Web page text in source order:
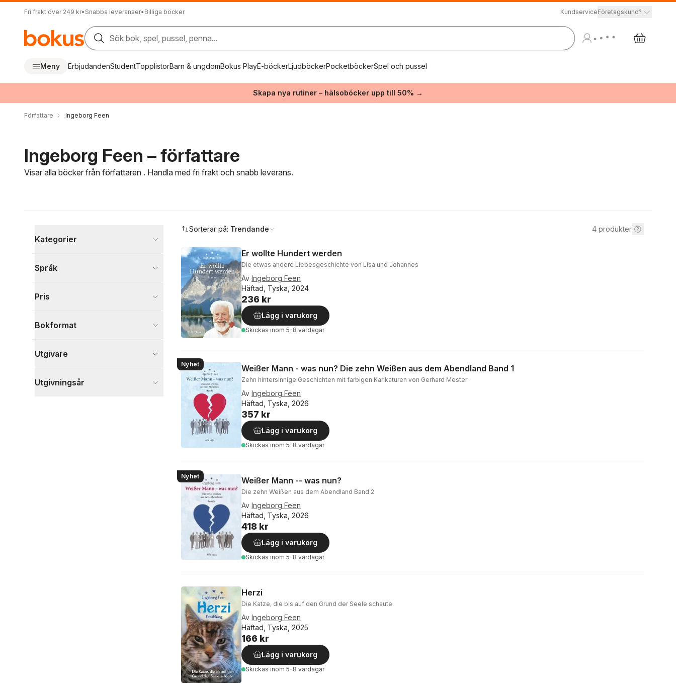
Fri frakt över 249 kr• Snabba leveranser• Billiga böcker KundserviceFöretagskund?
Sök bok, spel, pussel, penna...
Meny ErbjudandenStudentTopplistorBarn & ungdomBokus PlayE-böckerLjudböckerPocketböckerSpel och pussel
Skapa nya rutiner – hälsoböcker upp till 50% →
Författare Ingeborg Feen
Ingeborg Feen – författare
Visar alla böcker från författaren . Handla med fri frakt och snabb leverans.
Kategorier
Visa fler
Språk
Pris
Bokformat
Utgivare
Utgivningsår
Sorterar på: Trendande 4 produkter
Er wollte Hundert werden
Die etwas andere Liebesgeschichte von Lisa und Johannes
Av Ingeborg Feen
Häftad, Tyska, 2024
236 kr
Lägg i varukorg
Skickas inom 5-8 vardagar
Nyhet Weißer Mann - was nun? Die zehn Weißen aus dem Abendland Band 1
Zehn hintersinnige Geschichten mit farbigen Karikaturen von Gerhard Mester
Av Ingeborg Feen
Häftad, Tyska, 2026
357 kr
Lägg i varukorg
Skickas inom 5-8 vardagar
Nyhet Weißer Mann -- was nun?
Die zehn Weißen aus dem Abendland Band 2
Av Ingeborg Feen
Häftad, Tyska, 2026
418 kr
Lägg i varukorg
Skickas inom 5-8 vardagar
Herzi
Die Katze, die bis auf den Grund der Seele schaute
Av Ingeborg Feen
Häftad, Tyska, 2025
166 kr
Lägg i varukorg
Skickas inom 5-8 vardagar